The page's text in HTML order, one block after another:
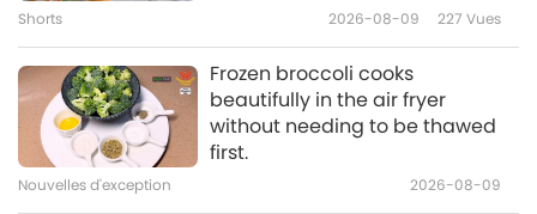
17:31
The Scientific and Spiritual
Dimensions of Solar Events
Shorts 2026-08-09 227 Vues
Frozen broccoli cooks
beautifully in the air fryer
without needing to be thawed
first.
Nouvelles d'exception 2026-08-09